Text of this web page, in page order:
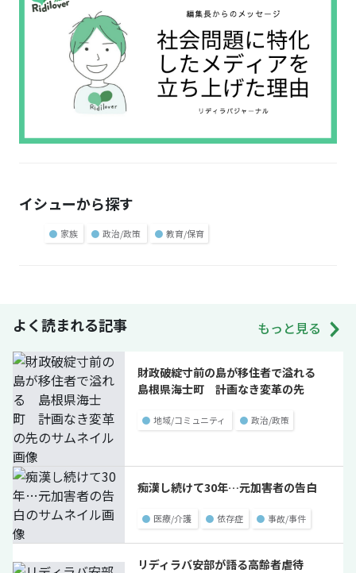
イシューから探す
● 家族 ● 政治/政策 ● 教育/保育
よく読まれる記事 もっと見る
財政破綻寸前の島が移住者で溢れる
島根県海士町 計画なき変革の先
● 地域/コミュニティ ● 政治/政策
痴漢し続けて30年…元加害者の告白
● 医療/介護 ● 依存症 ● 事故/事件
リディラバ安部が語る高齢者虐待